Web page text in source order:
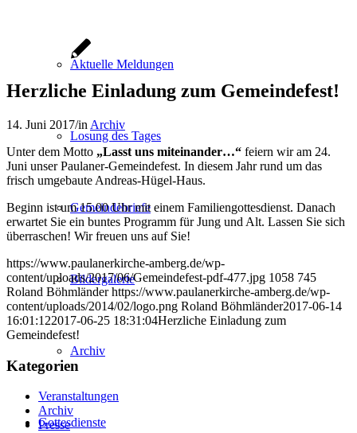
Aktuelle Meldungen
Losung des Tages
Gemeindebriefe
Bildergalerie
Archiv
Gottesdienste
Herzliche Einladung zum Gemeindefest!
14. Juni 2017/in Archiv
Unter dem Motto „Lasst uns miteinander…“ feiern wir am 24.
Juni unser Paulaner-Gemeindefest. In diesem Jahr rund um das
frisch umgebaute Andreas-Hügel-Haus.
Beginn ist um 15.00 Uhr mit einem Familiengottesdienst. Danach
erwartet Sie ein buntes Programm für Jung und Alt. Lassen Sie sich
überraschen! Wir freuen uns auf Sie!
https://www.paulanerkirche-amberg.de/wp-
content/uploads/2017/06/Gemeindefest-pdf-477.jpg 1058 745
Roland Böhmländer https://www.paulanerkirche-amberg.de/wp-
content/uploads/2014/02/logo.png Roland Böhmländer2017-06-14
16:01:122017-06-25 18:31:04Herzliche Einladung zum
Gemeindefest!
Kategorien
Veranstaltungen
Archiv
Presse